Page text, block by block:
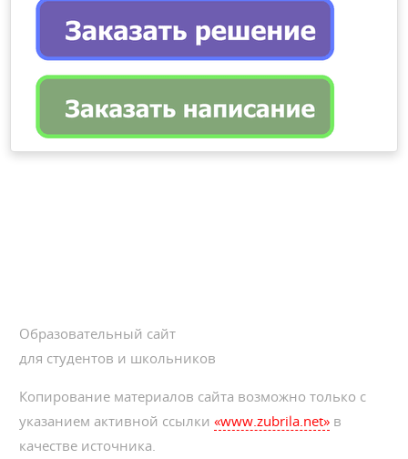
Образовательный сайт
для студентов и школьников
Копирование материалов сайта возможно только с
указанием активной ссылки«www.zubrila.net» в
качестве источника.